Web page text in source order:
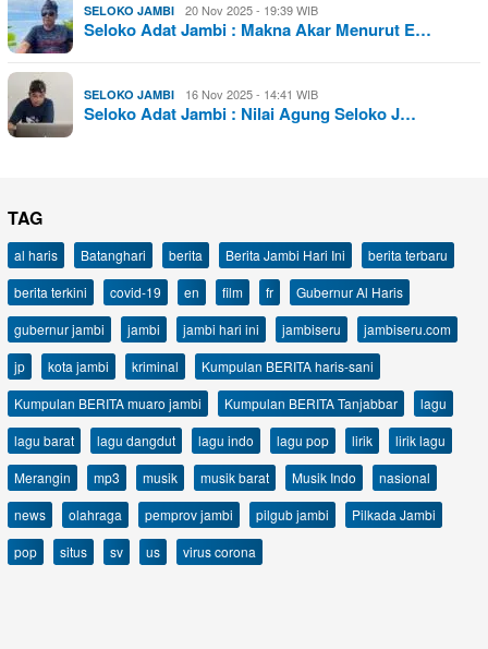
SELOKO JAMBI 20 Nov 2025 - 19:39 WIB
Seloko Adat Jambi : Makna Akar Menurut E…
SELOKO JAMBI 16 Nov 2025 - 14:41 WIB
Seloko Adat Jambi : Nilai Agung Seloko J…
TAG
al haris Batanghari berita Berita Jambi Hari Ini
berita terbaru
berita terkini
covid-19 en film fr
Gubernur Al Haris
gubernur jambi
jambi jambi hari ini jambiseru
jambiseru.com
jp
kota jambi kriminal
Kumpulan BERITA haris-sani
Kumpulan BERITA muaro jambi
Kumpulan BERITA Tanjabbar
lagu
lagu barat
lagu dangdut lagu indo lagu pop lirik
lirik lagu
Merangin
mp3 musik musik barat Musik Indo
nasional
news
olahraga pemprov jambi pilgub jambi
Pilkada Jambi
pop
situs sv us virus corona